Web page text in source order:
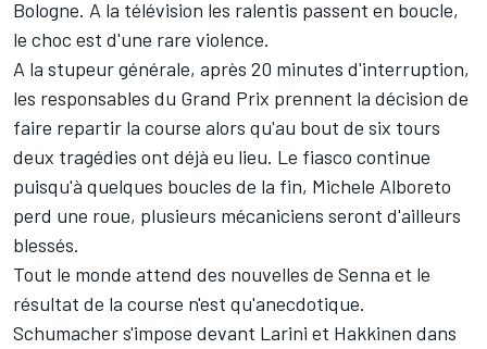
Bologne. A la télévision les ralentis passent en boucle,
le choc est d'une rare violence.
A la stupeur générale, après 20 minutes d'interruption,
les responsables du Grand Prix prennent la décision de
faire repartir la course alors qu'au bout de six tours
deux tragédies ont déjà eu lieu. Le fiasco continue
puisqu'à quelques boucles de la fin, Michele Alboreto
perd une roue, plusieurs mécaniciens seront d'ailleurs
blessés.
Tout le monde attend des nouvelles de Senna et le
résultat de la course n'est qu'anecdotique.
Schumacher s'impose devant Larini et Hakkinen dans